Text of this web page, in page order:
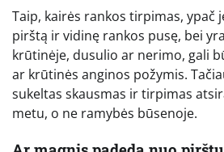
Taip, kairės rankos tirpimas, ypač
pirštą ir vidinę rankos pusę, bei
krūtinėje, dusulio ar nerimo, gali
ar krūtinės anginos požymis.
sukeltas skausmas ir tirpimas
metu, o ne ramybės būsenoje.